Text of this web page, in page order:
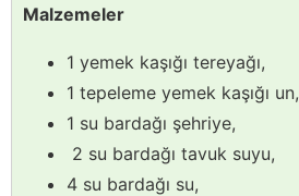
Malzemeler
1 yemek kaşığı tereyağı,
1 tepeleme yemek kaşığı un,
1 su bardağı şehriye,
2 su bardağı tavuk suyu,
4 su bardağı su,